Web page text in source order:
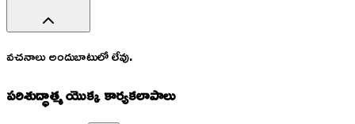
వచనాలు అందుబాటులో లేవు.
పరిశుద్ధాత్మ యొక్క కార్యకలాపాలు